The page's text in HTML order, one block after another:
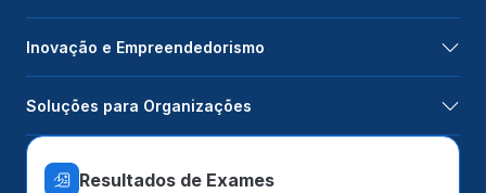
Inovação e Empreendedorismo
Soluções para Organizações
Resultados de Exames